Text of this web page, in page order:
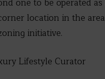
location in the
initiative.